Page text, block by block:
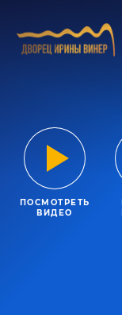
ПОСМОТРЕТЬ
ВИДЕО